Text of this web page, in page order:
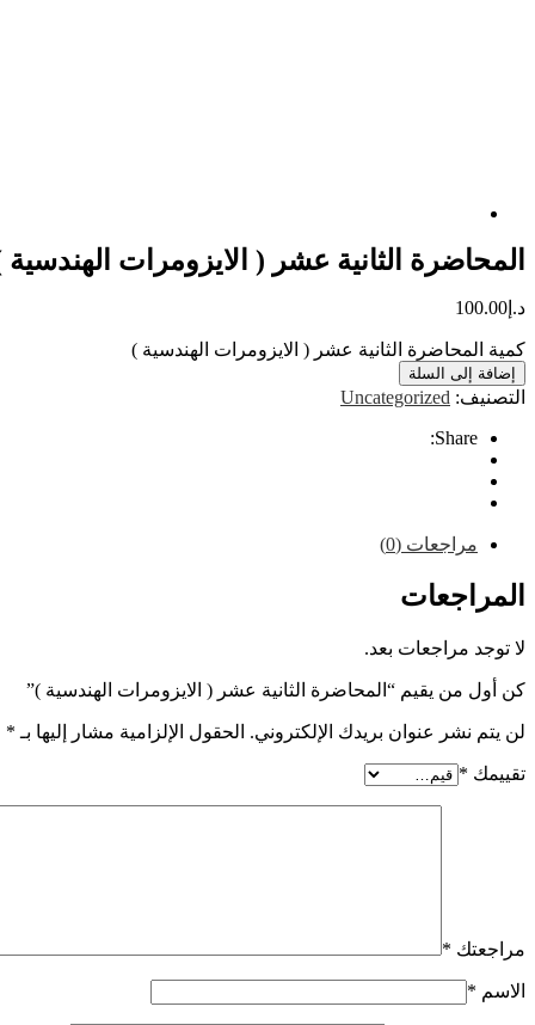
المحاضرة الثانية عشر ( الايزومرات الهندسية
د.إ 100.00
كمية المحاضرة الثانية عشر ( الايزومرات الهندسية )
إضافة إلى السلة
التصنيف: Uncategorized
Share:
مراجعات (0)
المراجعات
لا توجد مراجعات بعد.
كن أول من يقيم “المحاضرة الثانية عشر ( الايزومرات الهندسية )”
لن يتم نشر عنوان بريدك الإلكتروني. الحقول الإلزامية مشار إليها بـ *
تقييمك *
مراجعتك *
الاسم *